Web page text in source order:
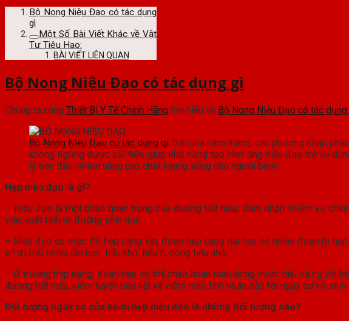
Bộ Nong Niệu Đạo có tác dụng
gì
Một Số Bài Viết Khác về Vật
Tư Tiêu Hao:
BÀI VIẾT LIÊN QUAN
Bộ Nong Niệu Đạo có tác dụng gì
Chúng ta cùng Thiết Bị Y Tế Chính Hãng tìm hiểu về Bộ Nong Niệu Đạo có tác
Bộ Nong Niệu Đạo có tác dụng gì Trải qua năm tháng, các phương pháp
không ngừng được cải tiến, giúp khả năng tạo hình ống niệu đạo trở về
lý ban đầu, nhằm nâng cao chất lượng sống cho người bệnh.
Hẹp niệu đạo là gì?
– Niệu đạo là một phần quan trọng của đường tiết niệu, đảm nhận nhiệm vụ
việc xuất tinh từ đường sinh dục.
– Niệu đạo có mức độ hẹp càng lớn, đoạn hẹp càng dài hay có nhiều đoạn bị
sẽ đi tiểu nhiều lần hơn, tiểu khó, tiểu ít, dòng tiểu nhỏ.
– Ở trường hợp nặng, đoạn hẹp có thể chặn hoàn toàn dòng nước tiểu và người
đường tiết niệu, viêm tuyến tiền liệt và viêm mào tinh hoàn dẫn tới nguy cơ vô sinh
Đối tượng nguy cơ của bệnh hẹp niệu đạo là những đối tượng nào?